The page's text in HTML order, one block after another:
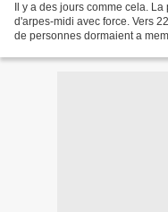
Il y a des jours comme cela.
d'arpes-midi avec force. Vers
de personnes dormaient a